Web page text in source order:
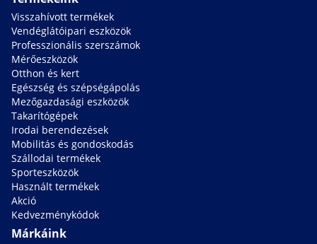
Visszahívott termékek
Vendéglátóipari eszközök
Professzionális szerszámok
Mérőeszközök
Otthon és kert
Egészség és szépségápolás
Mezőgazdasági eszközök
Takarítógépek
Irodai berendezések
Mobilitás és gondoskodás
Szállodai termékek
Sporteszközök
Használt termékek
Akció
Kedvezménykódok
Márkáink